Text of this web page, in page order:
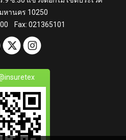
หานคร 10250
Fax: 021365101